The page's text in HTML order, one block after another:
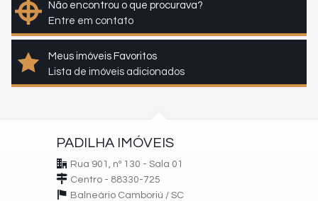
Não encontrou o que procurava?
Entre em contato
Meus imóveis Favoritos
Lista de imóveis adicionados
PADILHA IMÓVEIS
Rua 901, nº 130 - Sala 01
Centro - 88330-725
Balneário Camboriú / SC